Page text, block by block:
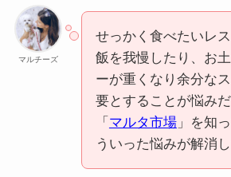
マルチーズ
せっかく食べたいレ
飯を我慢したり、お
ーが重くなり余分な
要とすることが悩み
「 マルタ市場」を知
ういった悩みが解消